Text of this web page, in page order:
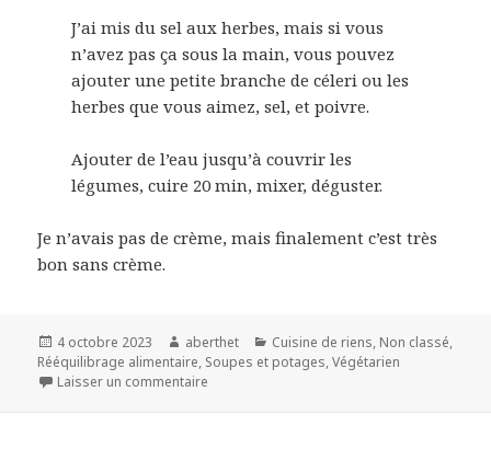
J’ai mis du sel aux herbes, mais si vous
n’avez pas ça sous la main, vous pouvez
ajouter une petite branche de céleri ou les
herbes que vous aimez, sel, et poivre.
Ajouter de l’eau jusqu’à couvrir les
légumes, cuire 20 min, mixer, déguster.
Je n’avais pas de crème, mais finalement c’est très
bon sans crème.
Publié
le
4 octobre 2023 Auteur
aberthet Catégories
Cuisine de riens, Non classé,
Rééquilibrage alimentaire, Soupes et potages,Végétarien
Laisser un commentaire